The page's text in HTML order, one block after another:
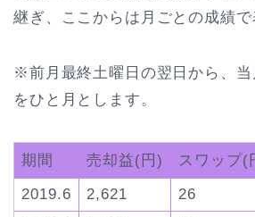
継ぎ、ここからは月ごとの成績で
※前月最終土曜日の翌日から、
をひと月とします。
期間 売却益(円) スワップ(
2019.6
2,621 26